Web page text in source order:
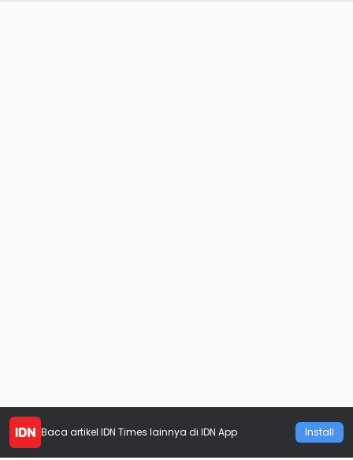
Baca artikel IDN Times lainnya di IDN App Install